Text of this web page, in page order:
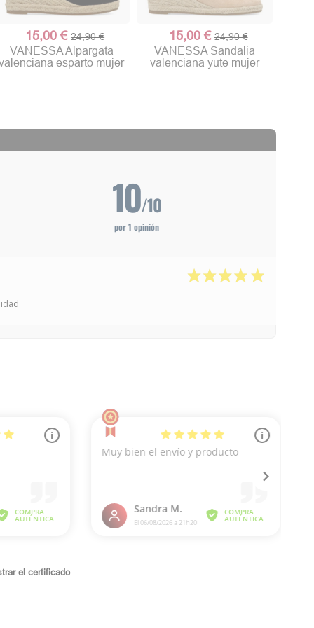
15,00 €24,90 €
VANESSA Alpargata
esparto mujer
15,00 €24,90 €
VANESSA Sandalia
valenciana yute mujer
10/10
por 1 opinión
el certificado.